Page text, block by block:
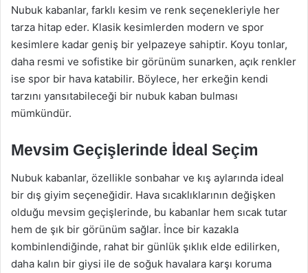
Nubuk kabanlar, farklı kesim ve renk seçenekleriyle her
tarza hitap eder. Klasik kesimlerden modern ve spor
kesimlere kadar geniş bir yelpazeye sahiptir. Koyu tonlar,
daha resmi ve sofistike bir görünüm sunarken, açık renkler
ise spor bir hava katabilir. Böylece, her erkeğin kendi
tarzını yansıtabileceği bir nubuk kaban bulması
mümkündür.
Mevsim Geçişlerinde İdeal Seçim
Nubuk kabanlar, özellikle sonbahar ve kış aylarında ideal
bir dış giyim seçeneğidir. Hava sıcaklıklarının değişken
olduğu mevsim geçişlerinde, bu kabanlar hem sıcak tutar
hem de şık bir görünüm sağlar. İnce bir kazakla
kombinlendiğinde, rahat bir günlük şıklık elde edilirken,
daha kalın bir giysi ile de soğuk havalara karşı koruma